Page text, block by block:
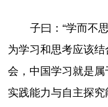
子曰：“学而不
为学习和思考应该
会，中国学习就是
实践能力与自主探